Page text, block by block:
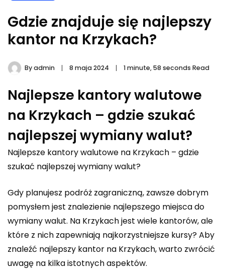
Gdzie znajduje się najlepszy
kantor na Krzykach?
Byadmin 8 maja 2024 1 minute, 58 seconds Read
Najlepsze kantory walutowe
na Krzykach – gdzie szukać
najlepszej wymiany walut?
Najlepsze kantory walutowe na Krzykach – gdzie
szukać najlepszej wymiany walut?
Gdy planujesz podróż zagraniczną, zawsze dobrym
pomysłem jest znalezienie najlepszego miejsca do
wymiany walut. Na Krzykach jest wiele kantorów, ale
które z nich zapewniają najkorzystniejsze kursy? Aby
znaleźć najlepszy kantor na Krzykach, warto zwrócić
uwagę na kilka istotnych aspektów.